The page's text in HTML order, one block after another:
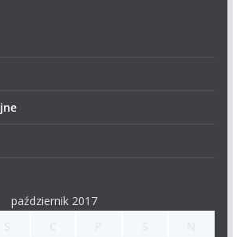
październik 2017